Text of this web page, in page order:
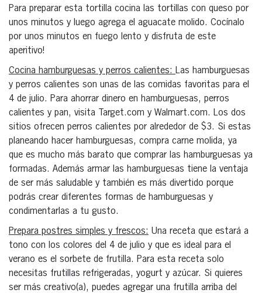
Para preparar esta tortilla cocina las tortillas con queso por
unos minutos y luego agrega el aguacate molido. Cocínalo
por unos minutos en fuego lento y disfruta de este
aperitivo!
Cocina hamburguesas y perros calientes: Las hamburguesas
y perros calientes son unas de las comidas favoritas para el
4 de julio. Para ahorrar dinero en hamburguesas, perros
calientes y pan, visita Target.com y Walmart.com. Los dos
sitios ofrecen perros calientes por alrededor de $3. Si estas
planeando hacer hamburguesas, compra carne molida, ya
que es mucho más barato que comprar las hamburguesas ya
formadas. Además armar las hamburguesas tiene la ventaja
de ser más saludable y también es más divertido porque
podrás crear diferentes formas de hamburguesas y
condimentarlas a tu gusto.
Prepara postres simples y frescos: Una receta que estará a
tono con los colores del 4 de julio y que es ideal para el
verano es el sorbete de frutilla. Para esta receta solo
necesitas frutillas refrigeradas, yogurt y azúcar. Si quieres
ser más creativo(a), puedes agregar una frutilla arriba del